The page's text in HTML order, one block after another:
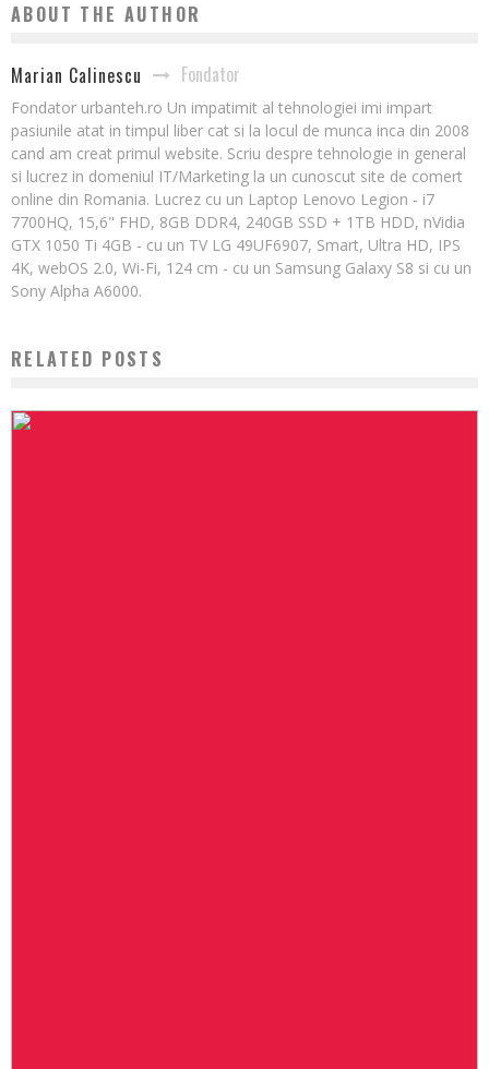
ABOUT THE AUTHOR
Marian Calinescu Fondator
Fondator urbanteh.ro Un impatimit al tehnologiei imi impart
pasiunile atat in timpul liber cat si la locul de munca inca din 2008
cand am creat primul website. Scriu despre tehnologie in general
si lucrez in domeniul IT/Marketing la un cunoscut site de comert
online din Romania. Lucrez cu un Laptop Lenovo Legion - i7
7700HQ, 15,6" FHD, 8GB DDR4, 240GB SSD + 1TB HDD, nVidia
GTX 1050 Ti 4GB - cu un TV LG 49UF6907, Smart, Ultra HD, IPS
4K, webOS 2.0, Wi-Fi, 124 cm - cu un Samsung Galaxy S8 si cu un
Sony Alpha A6000.
RELATED POSTS